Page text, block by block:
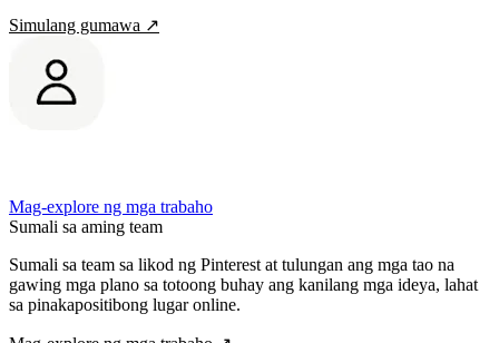
Simulang gumawa ↗
Mag-explore ng mga trabaho
Sumali sa aming team
Sumali sa team sa likod ng Pinterest at tulungan ang mga tao na
gawing mga plano sa totoong buhay ang kanilang mga ideya, lahat
sa pinakapositibong lugar online.